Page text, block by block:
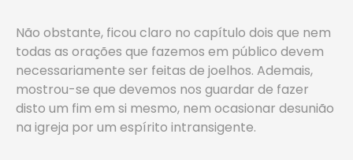
Não obstante, ficou claro no capítulo dois que nem
todas as orações que fazemos em público devem
necessariamente ser feitas de joelhos. Ademais,
mostrou-se que devemos nos guardar de fazer
disto um fim em si mesmo, nem ocasionar desunião
na igreja por um espírito intransigente.